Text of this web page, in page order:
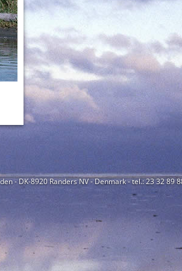
- DK-8920 Randers NV - Denmark - tel.: 23 32 89